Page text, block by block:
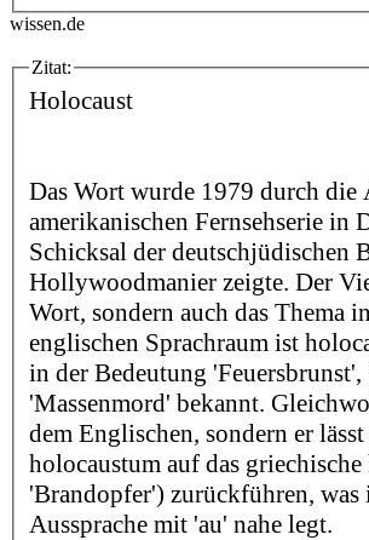
wissen.de
Zitat:
Holocaust
Das Wort wurde 1979 durch
amerikanischen Fernsehserie in
Schicksal der deutschjüdischen
Hollywoodmanier zeigte. Der
Wort, sondern auch das Thema
englischen Sprachraum ist
in der Bedeutung
'Massenmord' bekannt.
dem Englischen, sondern er
holocaustum auf das
'Brandopfer') zurückführen, was
Aussprache mit 'au' nahe legt.